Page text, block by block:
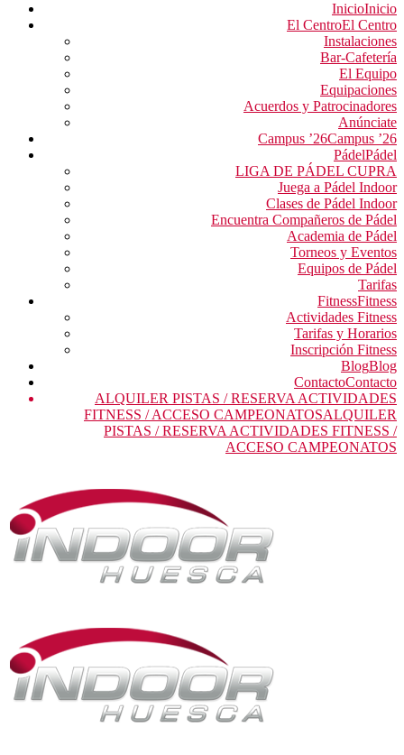
InicioInicio
El CentroEl Centro
Instalaciones
Bar-Cafetería
El Equipo
Equipaciones
Acuerdos y Patrocinadores
Anúnciate
Campus ’26Campus ’26
PádelPádel
LIGA DE PÁDEL CUPRA
Juega a Pádel Indoor
Clases de Pádel Indoor
Encuentra Compañeros de Pádel
Academia de Pádel
Torneos y Eventos
Equipos de Pádel
Tarifas
FitnessFitness
Actividades Fitness
Tarifas y Horarios
Inscripción Fitness
BlogBlog
ContactoContacto
ALQUILER PISTAS / RESERVA ACTIVIDADES
FITNESS / ACCESO CAMPEONATOSALQUILER
PISTAS / RESERVA ACTIVIDADES FITNESS /
ACCESO CAMPEONATOS